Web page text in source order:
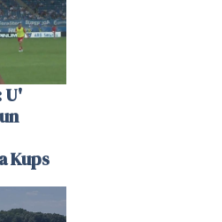
U'
Kups